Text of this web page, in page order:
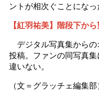
ントが相次ぐことになっ
【紅羽祐美】階段下か
デジタル写真集からの
投稿。ファンの同写真
違いない。
（文＝グラッチェ編集部